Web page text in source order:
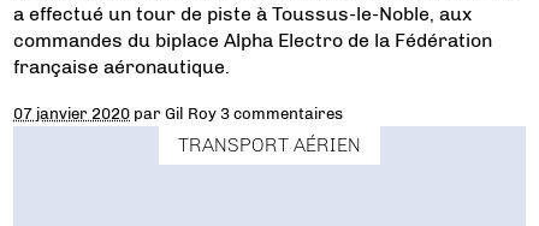
a effectué un tour de piste à Toussus-le-Noble, aux
commandes du biplace Alpha Electro de la Fédération
française aéronautique.
07 janvier 2020 parGil Roy 3 commentaires
TRANSPORT AÉRIEN